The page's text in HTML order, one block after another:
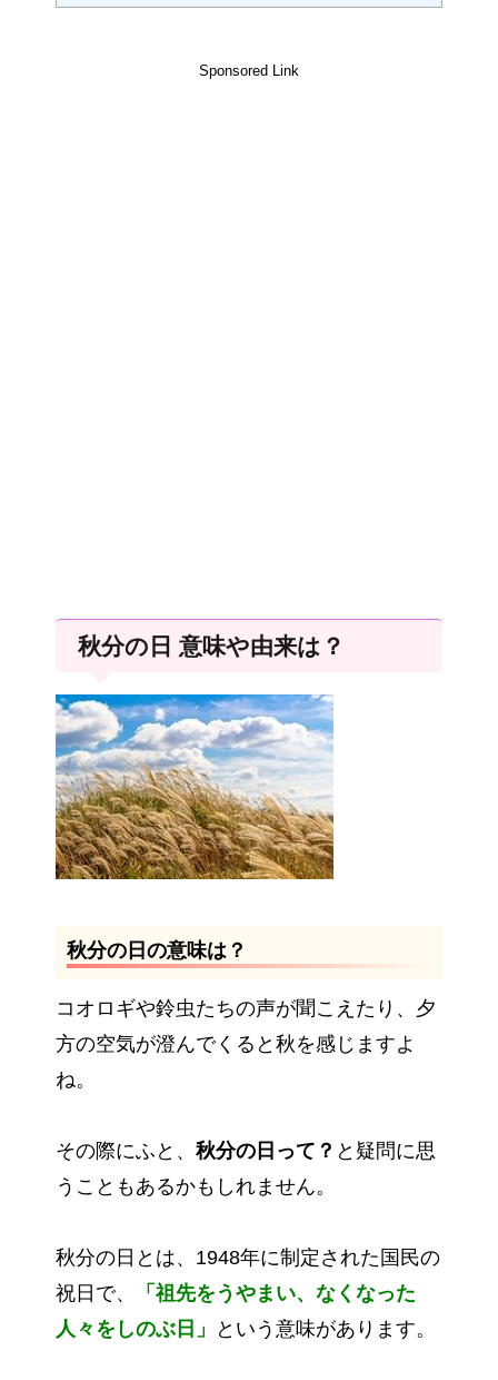
Sponsored Link
秋分の日 意味や由来は？
秋分の日の意味は？
コオロギや鈴虫たちの声が聞こえたり、夕
方の空気が澄んでくると秋を感じますよ
ね。
その際にふと、 秋分の日って？ と疑問に思
うこともあるかもしれません。
秋分の日とは、1948年に制定された国民の
祝日で、
「祖先をうやまい、なくなった
人々をしのぶ日」
という意味があります。